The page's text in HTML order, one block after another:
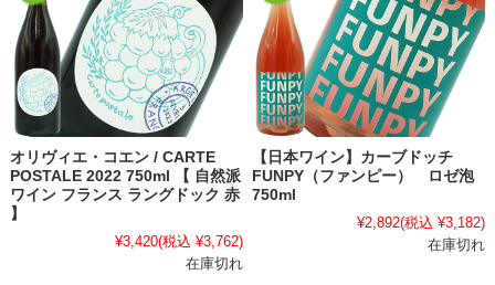
オリヴィエ・コエン / CARTE
POSTALE 2022 750ml 【 自然派
ワイン フランス ラングドック 赤
】
¥3,420(税込 ¥3,762)
在庫切れ
【日本ワイン】カーブドッチ
FUNPY（ファンピー） ロゼ泡
750ml
¥2,892(税込 ¥3,182)
在庫切れ